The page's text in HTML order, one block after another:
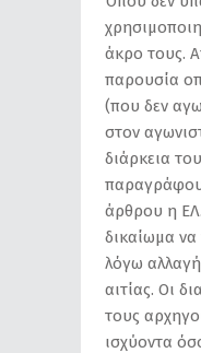
άκρο τους.
παρουσία
(που δεν
στον
διάρκεια
άρθρου η
δικαίωμα να
λόγω
αιτίας. Οι
τους
ισχύοντα